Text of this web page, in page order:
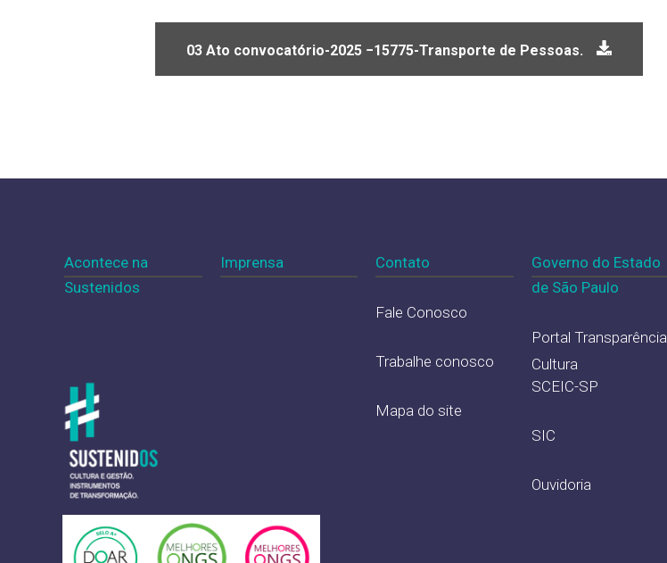
03 Ato convocatório-2025 −15775-Transporte de Pessoas.
Acontece na
Sustenidos
Imprensa Contato
Fale Conosco
Trabalhe conosco
Mapa do site
Governo do Estado
de São Paulo
Portal Transparência
Cultura
SCEIC-SP
SIC
Ouvidoria